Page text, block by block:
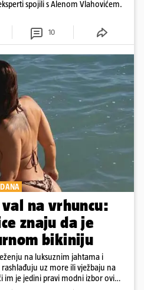
spojili s Alenom Vlahovićem.
10
val na vrhuncu:
znaju da je
bikiniju
na luksuznim jahtama i
uz more ili vježbaju na
im je jedini pravi modni izbor ovih